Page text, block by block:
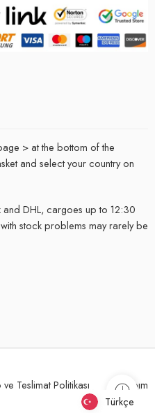
> at the bottom of the
and select your country on
DHL, cargoes up to 12:30
stock problems may rarely be
Teslimat Politikası
Hesabım
Türkçe
Türkçe